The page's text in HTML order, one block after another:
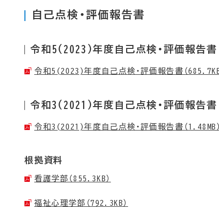
自己点検・評価報告書
令和5(2023)年度自己点検・評価報告書
令和5(2023)年度自己点検・評価報告書（685.7KB
令和3(2021)年度自己点検・評価報告書
令和3(2021)年度自己点検・評価報告書（1.48MB
根拠資料
看護学部（855.3KB）
福祉心理学部（792.3KB）